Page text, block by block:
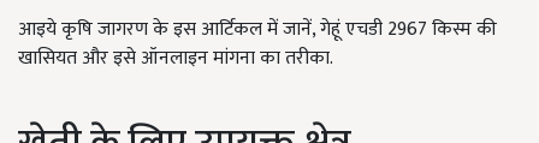
आइये कृषि जागरण के इस आर्टिकल में जानें, गेहूं एचडी 2967 किस्म की
खासियत और इसे ऑनलाइन मांगना का तरीका.